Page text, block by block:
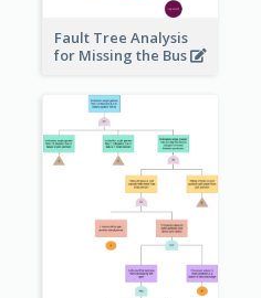
Fault Tree Analysis
for Missing the Bus